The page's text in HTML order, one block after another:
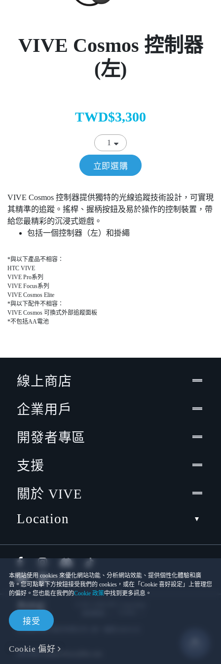
VIVE Cosmos 控制器
(左)
TWD$3,300
立即選購
VIVE Cosmos 控制器提供獨特的光線追蹤技術設計，可實現
其精準的追蹤。搖桿、握柄按鈕及易於操作的控制裝置，帶
給您最精彩的沉浸式遊戲。
包括一個控制器（左）和掛繩
*與以下產品不相容：
HTC VIVE
VIVE Pro系列
VIVE Focus系列
VIVE Cosmos Elite
*與以下配件不相容：
VIVE Cosmos 可換式外部追蹤面板
*不包括AA電池
本網站使用 cookies 來優化網站功能、分析網站效能、提供個性化體驗和廣
告。您可點擊下方按鈕接受我們的 cookies，或在「Cookie 喜好設定」上管理您
的偏好。您也能在我們的Cookie 政策中找到更多訊息。
接受
Cookie 偏好
線上商店
企業用戶
開發者專區
支援
關於 VIVE
Location
宏達國際電子股份有限公司 | 統一編號16003518
隱私聯絡:Global-Privacy@htc.com